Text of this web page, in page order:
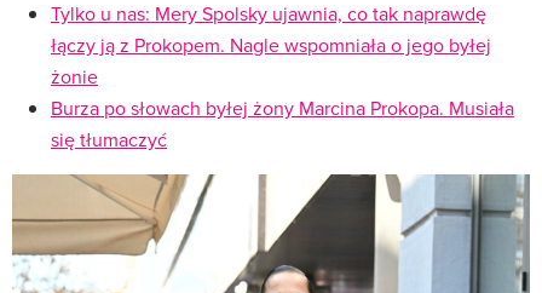
Tylko u nas: Mery Spolsky ujawnia, co tak naprawdę
łączy ją z Prokopem. Nagle wspomniała o jego byłej
żonie
Burza po słowach byłej żony Marcina Prokopa. Musiała
się tłumaczyć